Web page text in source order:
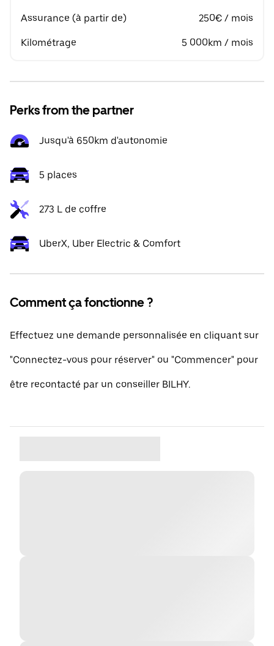
Assurance (à partir de) 250€ / mois
Kilométrage 5 000km / mois
Perks from the partner
Jusqu'à 650km d'autonomie
5 places
273 L de coffre
UberX, Uber Electric & Comfort
Comment ça fonctionne ?
Effectuez une demande personnalisée en cliquant sur
"Connectez-vous pour réserver" ou "Commencer" pour
être recontacté par un conseiller BILHY.